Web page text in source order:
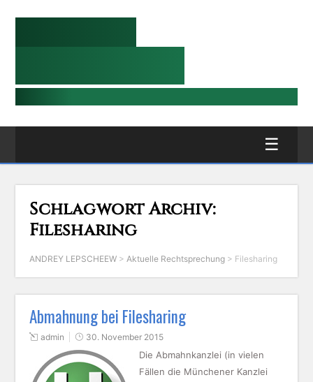
ANDREY
Schlagwort Archiv:
Filesharing
ANDREY LEPSCHEEW >Aktuelle Rechtsprechung > Filesharing
Abmahnung bei Filesharing
admin 30. November 2015
Die Abmahnkanzlei (in vielen
Fällen die Münchener Kanzlei